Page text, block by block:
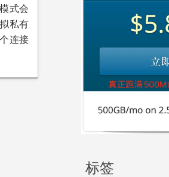
式会
私有
连接
标签